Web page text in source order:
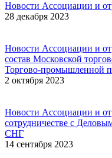
Новости Ассоциации и
28 декабря 2023
Новости Ассоциации и
состав Московской
Торгово-промышленной
2 октября 2023
Новости Ассоциации и
сотрудничестве с
СНГ
14 сентября 2023